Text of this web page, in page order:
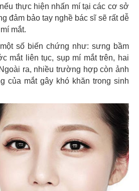
thực hiện nhấn mí tại các cơ sở
đảm bảo tay nghề bác sĩ sẽ rất dễ
mắt.
số biến chứng như: sưng bầm
mắt liên tục, sụp mí mắt trên, hai
ra, nhiều trường hợp còn ảnh
của mắt gây khó khăn trong sinh